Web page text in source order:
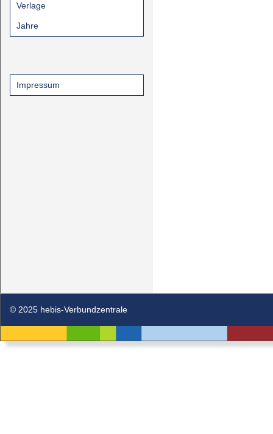
Verlage
Jahre
Impressum
© 2025 hebis-Verbundzentrale